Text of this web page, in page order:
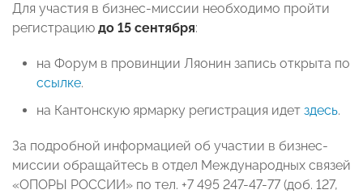
Для участия в бизнес-миссии необходимо пройти
регистрацию до 15 сентября:
на Форум в провинции Ляонин запись открыта по
ссылке.
на Кантонскую ярмарку регистрация идет здесь.
За подробной информацией об участии в бизнес-
миссии обращайтесь в отдел Международных связей
«ОПОРЫ РОССИИ» по тел. +7 495 247-47-77 (доб. 127,